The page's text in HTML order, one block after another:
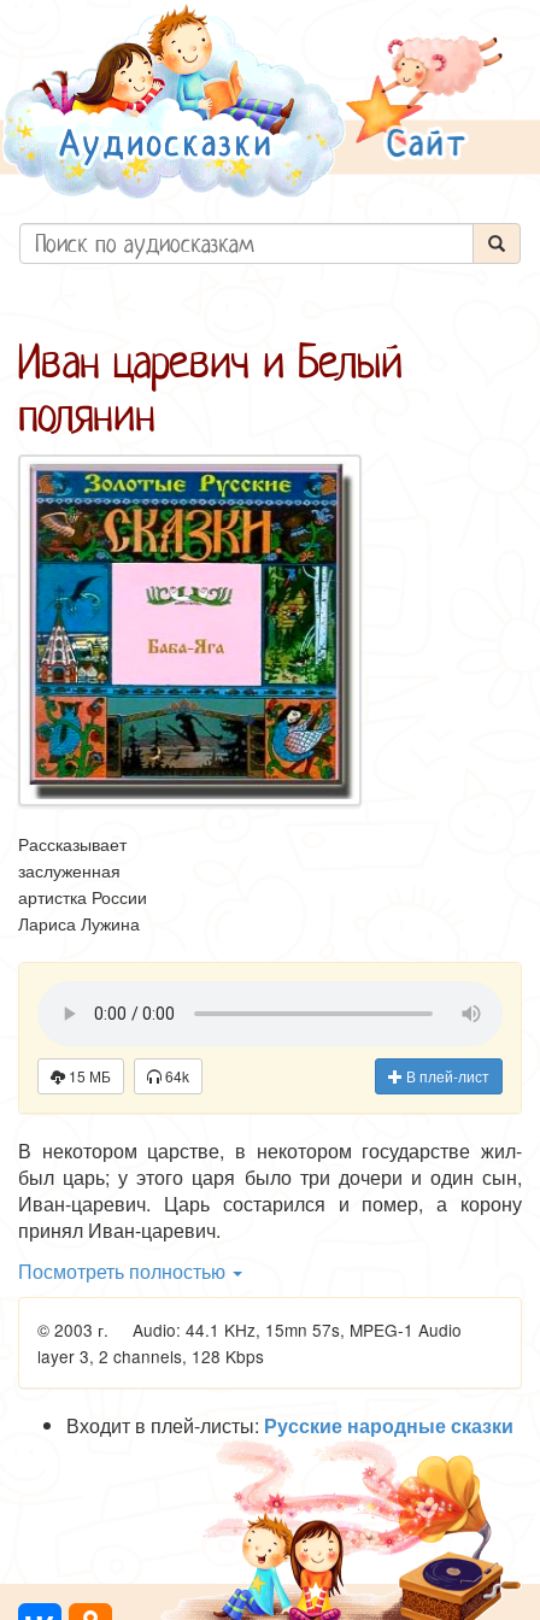
Иван царевич и Белый
полянин
Рассказывает
заслуженная
артистка России
Лариса Лужина
15 МБ 64k В плей-лист
В некотором царстве, в некотором государстве жил-
был царь; у этого царя было три дочери и один сын,
Иван-царевич. Царь состарился и помер, а корону
принял Иван-царевич.
несчетные войска и пошли на него войною.
Иван-царевич не знает, как ему быть; приходит к своим
сестрам и спрашивает:
— Любезные мои сестрицы! Что мне делать? Все
короли поднялись на меня войною.
— Ах ты, храбрый воин! Чего убоялся? Как же Белый
Полянин воюет с бабой-ягою — золотой ногою,
тридцать лет с коня не слезает, роздыху не знает? А ты,
ничего не видя, испугался!
Иван-царевич тотчас оседлал своего доброго коня,
надел сбрую ратную, взял меч-кладенец, копье
долгомерное и плетку шелковую и выехал против
неприятеля...
Посмотреть полностью
© 2003 г. Audio: 44.1 KHz, 15mn 57s, MPEG-1 Audio
layer 3, 2 channels, 128 Kbps
Входит в плей-листы: Русские народные сказки